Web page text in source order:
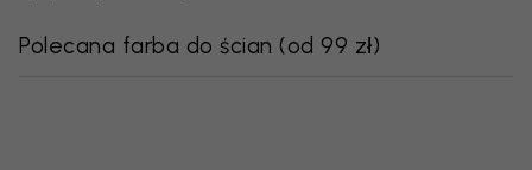
Polecana farba do ścian (od 99 zł)